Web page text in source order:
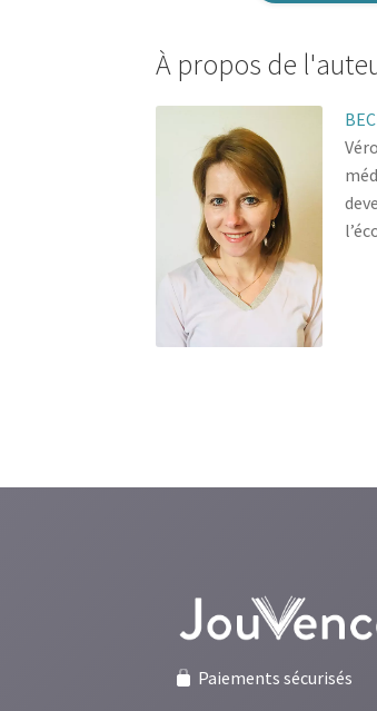
À propos de
Paiements sécurisés